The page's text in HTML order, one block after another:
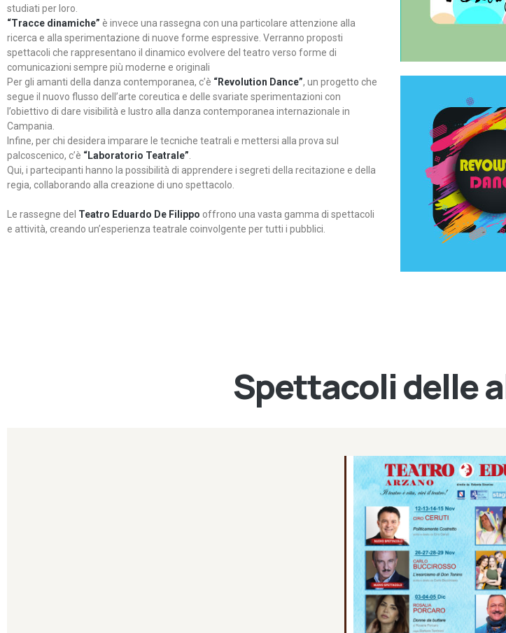
studiati per loro.
“Tracce dinamiche” è invece una rassegna con una particolare attenzione alla
ricerca e alla sperimentazione di nuove forme espressive. Verranno proposti
spettacoli che rappresentano il dinamico evolvere del teatro verso forme di
comunicazioni sempre più moderne e originali
Per gli amanti della danza contemporanea, c’è “Revolution Dance”, un progetto che
segue il nuovo flusso dell’arte coreutica e delle svariate sperimentazioni con
l’obiettivo di dare visibilità e lustro alla danza contemporanea internazionale in
Campania.
Infine, per chi desidera imparare le tecniche teatrali e mettersi alla prova sul
palcoscenico, c’è “Laboratorio Teatrale”
Qui, i partecipanti hanno la possibilità di apprendere i segreti della recitazione e della
regia, collaborando alla creazione di uno spettacolo.
Le rassegne del Teatro Eduardo De Filippo offrono una vasta gamma di spettacoli
e attività, creando un’esperienza teatrale coinvolgente per tutti i pubblici.
Teatro in
Revolution
Rassegna
contemporanea
Spettacoli delle